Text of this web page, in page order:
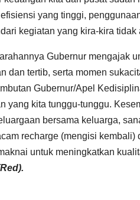
yang tinggi,
kegiatan yang kira-kira
Gubernur mengajak
dan tertib, serta momen
Gubernur/Apel
yang kita tunggu-tunggu.
bersama keluarga,
recharge (mengisi
untuk meningkatkan